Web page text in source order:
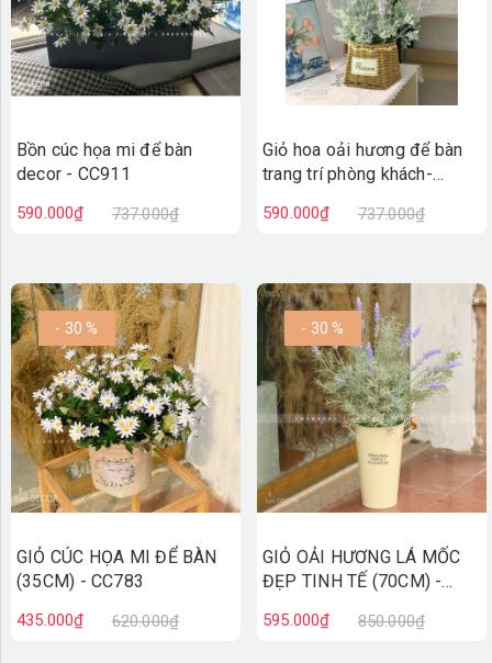
Bồn cúc họa mi để bàn
decor - CC911
590.000₫ 737.000₫
Giỏ hoa oải hương để bàn
trang trí phòng khách-
590.000₫ 737.000₫
- 30 %
GIỎ CÚC HỌA MI ĐỂ BÀN
(35CM) - CC783
435.000₫ 620.000₫
- 30 %
GIỎ OẢI HƯƠNG LÁ MỐC
ĐẸP TINH TẾ (70CM) -
595.000₫ 850.000₫